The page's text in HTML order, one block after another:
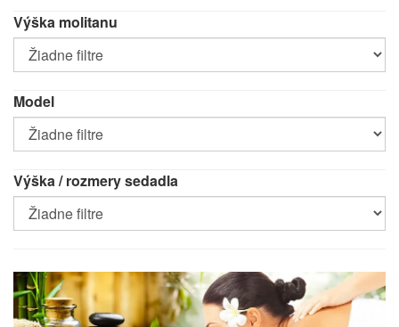
Výška molitanu
Výška
molitanu
Model
Model
Výška / rozmery sedadla
Výška
/
sedadla